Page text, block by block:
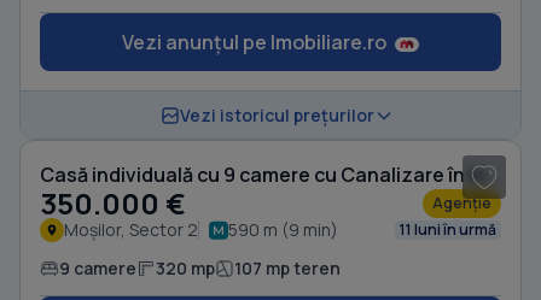
Vezi anunțul pe Imobiliare.ro
Vezi istoricul prețurilor
Casă individuală cu 9 camere cu Canalizare în Moșilor
350.000 € Agenție
Moșilor, Sector 2 590 m (9 min) 11 luni în urmă
9 camere 320 mp 107 mp teren